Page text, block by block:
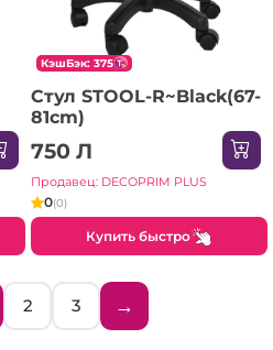
КэшБэк: 375
Стул STOOL-R~Black(67-
81cm)
750 Л
Продавец: DECOPRIM PLUS
0(0)
Купить быстро
2 3 →